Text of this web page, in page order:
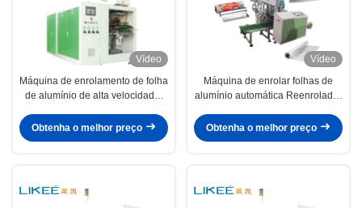
Vídeo
Máquina de enrolamento de folha
de alumínio de alta velocidade,
mm e rotulagem automática
Obtenha o melhor preço
Vídeo
Máquina de enrolar folhas de
alumínio automática Reenrolador
Produção de alta velocidade
Obtenha o melhor preço